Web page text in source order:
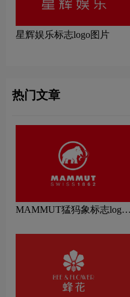
星辉娱乐标志logo图片
热门文章
MAMMUT猛犸象标志logo